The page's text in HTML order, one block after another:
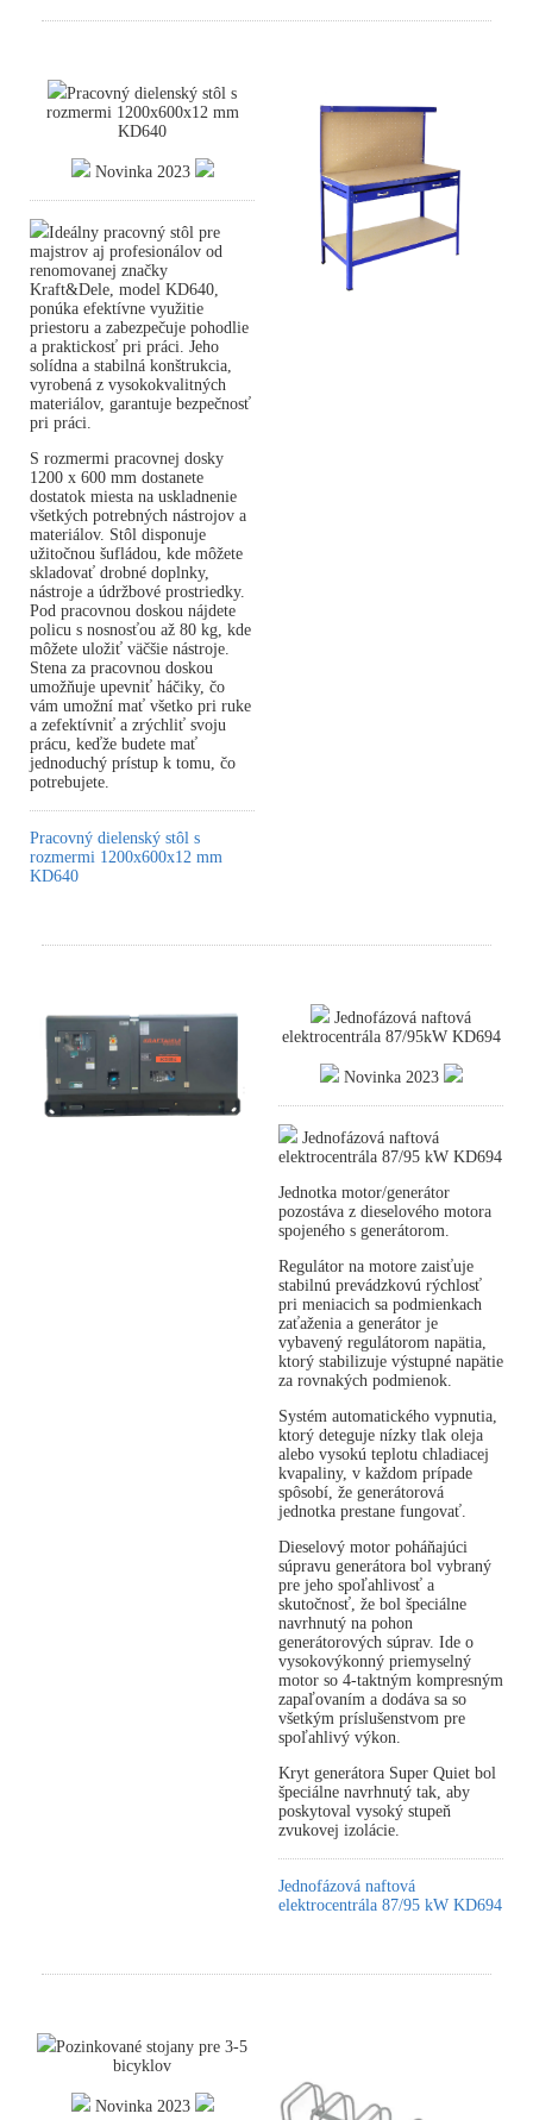
Pracovný dielenský stôl s
rozmermi 1200x600x12 mm
KD640
Novinka 2023
Ideálny pracovný stôl pre
majstrov aj profesionálov od
renomovanej značky
Kraft&Dele, model KD640,
ponúka efektívne využitie
priestoru a zabezpečuje pohodlie
a praktickosť pri práci. Jeho
solídna a stabilná konštrukcia,
vyrobená z vysokokvalitných
materiálov, garantuje bezpečnosť
pri práci.
S rozmermi pracovnej dosky
1200 x 600 mm dostanete
dostatok miesta na uskladnenie
všetkých potrebných nástrojov a
materiálov. Stôl disponuje
užitočnou šufládou, kde môžete
skladovať drobné doplnky,
nástroje a údržbové prostriedky.
Pod pracovnou doskou nájdete
policu s nosnosťou až 80 kg, kde
môžete uložiť väčšie nástroje.
Stena za pracovnou doskou
umožňuje upevniť háčiky, čo
vám umožní mať všetko pri ruke
a zefektívniť a zrýchliť svoju
prácu, keďže budete mať
jednoduchý prístup k tomu, čo
potrebujete.
Pracovný dielenský stôl s
rozmermi 1200x600x12 mm
KD640
Jednofázová naftová
elektrocentrála 87/95kW KD694
Novinka 2023
Jednofázová naftová
elektrocentrála 87/95 kW KD694
Jednotka motor/generátor
pozostáva z dieselového motora
spojeného s generátorom.
Regulátor na motore zaisťuje
stabilnú prevádzkovú rýchlosť
pri meniacich sa podmienkach
zaťaženia a generátor je
vybavený regulátorom napätia,
ktorý stabilizuje výstupné napätie
za rovnakých podmienok.
Systém automatického vypnutia,
ktorý deteguje nízky tlak oleja
alebo vysokú teplotu chladiacej
kvapaliny, v každom prípade
spôsobí, že generátorová
jednotka prestane fungovať.
Dieselový motor poháňajúci
súpravu generátora bol vybraný
pre jeho spoľahlivosť a
skutočnosť, že bol špeciálne
navrhnutý na pohon
generátorových súprav. Ide o
vysokovýkonný priemyselný
motor so 4-taktným kompresným
zapaľovaním a dodáva sa so
všetkým príslušenstvom pre
spoľahlivý výkon.
Kryt generátora Super Quiet bol
špeciálne navrhnutý tak, aby
poskytoval vysoký stupeň
zvukovej izolácie.
Jednofázová naftová
elektrocentrála 87/95 kW KD694
Pozinkované stojany pre 3-5
bicyklov
Novinka 2023